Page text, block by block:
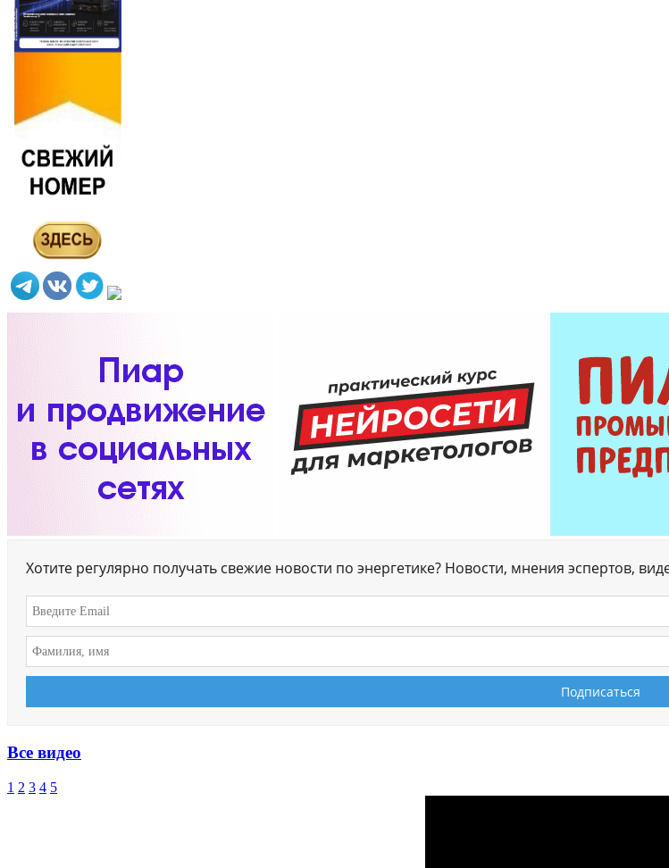
Хотите регулярно получать свежие новости по энергетике? Новости, мнения эспертов,
Все видео
1 2 3 4 5